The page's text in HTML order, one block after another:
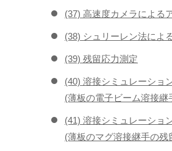
(37) 高速度カメラによる
(38) シュリーレン法によ
(39) 残留応力測定
(40) 溶接シミュレーショ
(薄板の電子ビーム溶接継
(41) 溶接シミュレーショ
(薄板のマグ溶接継手の残